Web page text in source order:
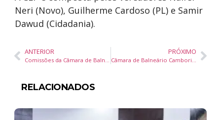
Neri (Novo), Guilherme Cardoso (PL) e Samir
Dawud (Cidadania).
ANTERIOR
Comissões da Câmara de Balneário Camboriú aprovam pareceres a projetos de educação, saúde e urbanismo
PRÓXIMO
Câmara de Balneário Camboriú vota projeto sobre suporte emocional para pessoas com TEA nesta terça-feira
RELACIONADOS